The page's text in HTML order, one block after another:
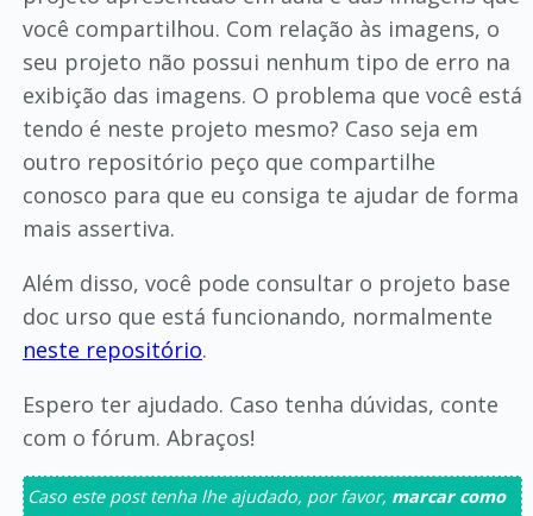
você compartilhou. Com relação às imagens, o
seu projeto não possui nenhum tipo de erro na
exibição das imagens. O problema que você está
tendo é neste projeto mesmo? Caso seja em
outro repositório peço que compartilhe
conosco para que eu consiga te ajudar de forma
mais assertiva.
Além disso, você pode consultar o projeto base
doc urso que está funcionando, normalmente
neste repositório.
Espero ter ajudado. Caso tenha dúvidas, conte
com o fórum. Abraços!
Caso este post tenha lhe ajudado, por favor, marcar como